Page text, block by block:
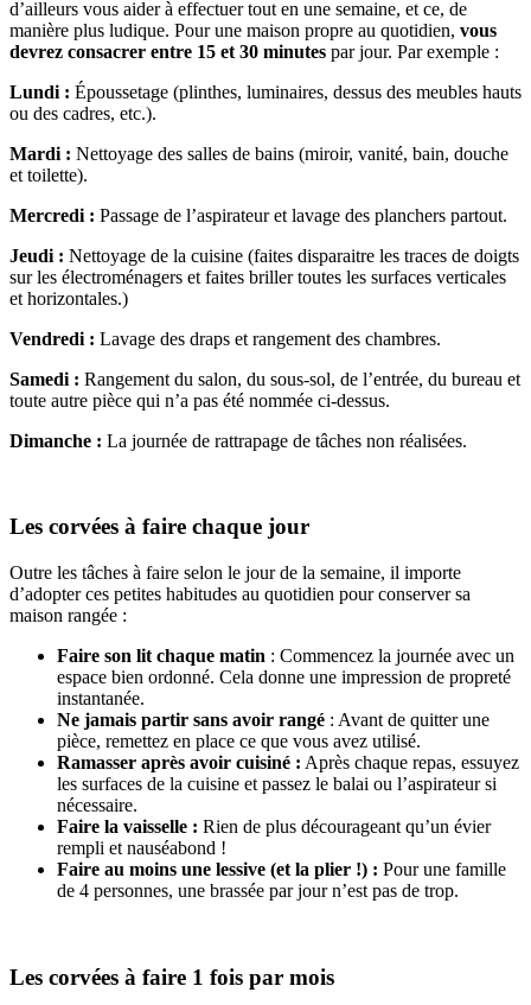
d’ailleurs vous aider à effectuer tout en une semaine, et ce, de
manière plus ludique. Pour une maison propre au quotidien, vous
devrez consacrer entre 15 et 30 minutes par jour. Par exemple :
Lundi : Époussetage (plinthes, luminaires, dessus des meubles hauts
ou des cadres, etc.).
Mardi : Nettoyage des salles de bains (miroir, vanité, bain, douche
et toilette).
Mercredi : Passage de l’aspirateur et lavage des planchers partout.
Jeudi : Nettoyage de la cuisine (faites disparaitre les traces de doigts
sur les électroménagers et faites briller toutes les surfaces verticales
et horizontales.)
Vendredi : Lavage des draps et rangement des chambres.
Samedi : Rangement du salon, du sous-sol, de l’entrée, du bureau et
toute autre pièce qui n’a pas été nommée ci-dessus.
Dimanche : La journée de rattrapage de tâches non réalisées.
Les corvées à faire chaque jour
Outre les tâches à faire selon le jour de la semaine, il importe
d’adopter ces petites habitudes au quotidien pour conserver sa
maison rangée :
Faire son lit chaque matin : Commencez la journée avec un
espace bien ordonné. Cela donne une impression de propreté
instantanée.
Ne jamais partir sans avoir rangé : Avant de quitter une
pièce, remettez en place ce que vous avez utilisé.
Ramasser après avoir cuisiné : Après chaque repas, essuyez
les surfaces de la cuisine et passez le balai ou l’aspirateur si
nécessaire.
Faire la vaisselle : Rien de plus décourageant qu’un évier
rempli et nauséabond !
Faire au moins une lessive (et la plier !) : Pour une famille
de 4 personnes, une brassée par jour n’est pas de trop.
Les corvées à faire 1 fois par mois